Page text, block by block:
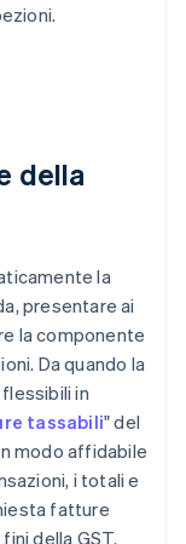
della
la
presentare ai
la componente
Da quando la
in
tassabili" del
modo affidabile
i totali e
fatture
della GST.